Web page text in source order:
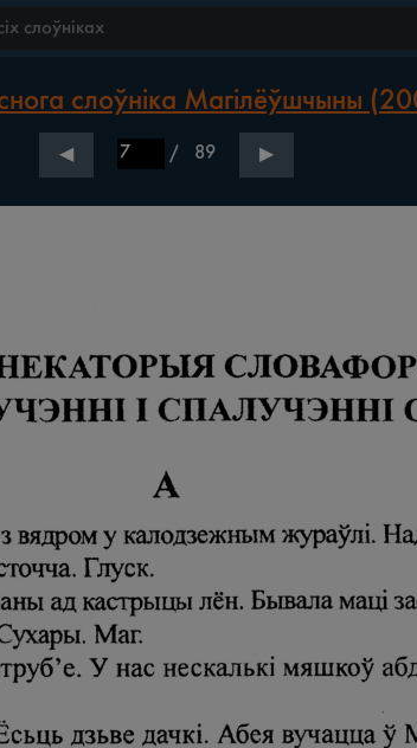
слоўніка Магілёўшчыны
◀ / 89 ▶